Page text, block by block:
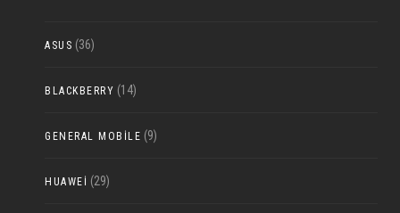
ASUS (36)
BLACKBERRY (14)
GENERAL MOBILE (9)
HUAWEI (29)